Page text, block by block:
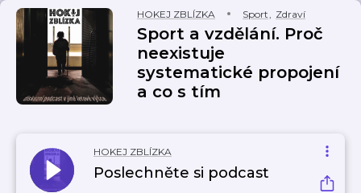
HOKEJ ZBLÍZKA Sport, Zdraví
Sport a vzdělání. Proč
neexistuje
systematické propojení
a co s tím
HOKEJ ZBLÍZKA
Poslechněte si podcast